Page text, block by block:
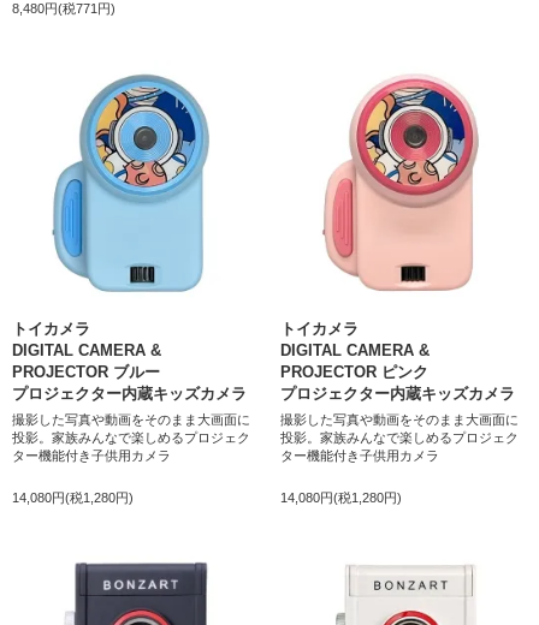
8,480円(税771円)
トイカメラ
DIGITAL CAMERA &
PROJECTOR ブルー
プロジェクター内蔵キッズカメラ
撮影した写真や動画をそのまま大画面に
投影。家族みんなで楽しめるプロジェク
ター機能付き子供用カメラ
14,080円(税1,280円)
トイカメラ
DIGITAL CAMERA &
PROJECTOR ピンク
プロジェクター内蔵キッズカメラ
撮影した写真や動画をそのまま大画面に
投影。家族みんなで楽しめるプロジェク
ター機能付き子供用カメラ
14,080円(税1,280円)